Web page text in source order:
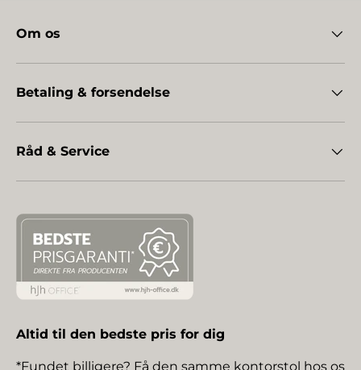
Om os
Betaling & forsendelse
Råd & Service
Altid til den bedste pris for dig
*Fundet billigere? Få den samme kontorstol hos os